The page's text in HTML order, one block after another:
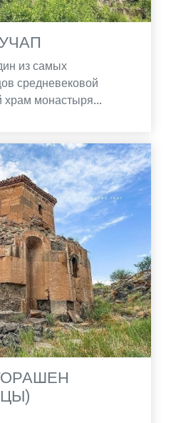
из самых
средневековой
храм монастыря...